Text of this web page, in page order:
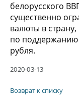
белорусского
существенно
валюты в
по поддержанию
рубля.
2020-03-13
Возврат к списку